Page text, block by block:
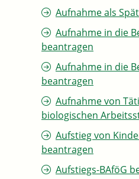
Aufnahme als
Aufnahme in die
beantragen
Aufnahme in die
beantragen
Aufnahme von
biologischen
Aufstieg von
beantragen
Aufstiegs-BAföG